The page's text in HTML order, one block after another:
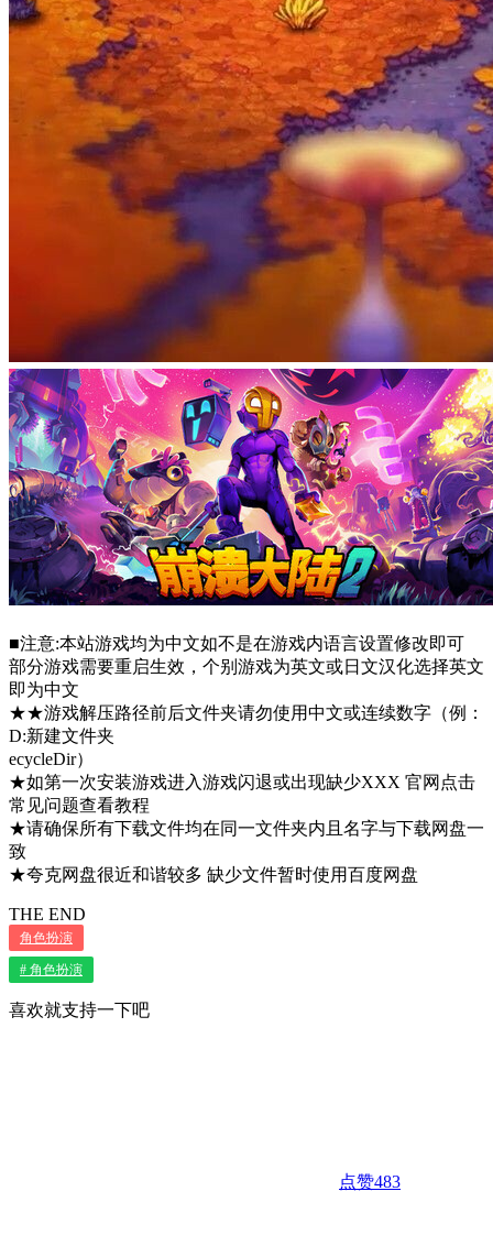
■注意:本站游戏均为中文如不是在游戏内语言设置修改即可
部分游戏需要重启生效，个别游戏为英文或日文汉化选择英文
即为中文
★★游戏解压路径前后文件夹请勿使用中文或连续数字（例：
D:新建文件夹
ecycleDir）
★如第一次安装游戏进入游戏闪退或出现缺少XXX 官网点击
常见问题查看教程
★请确保所有下载文件均在同一文件夹内且名字与下载网盘一
致
★夸克网盘很近和谐较多 缺少文件暂时使用百度网盘
THE END
角色扮演
# 角色扮演
喜欢就支持一下吧
点赞483